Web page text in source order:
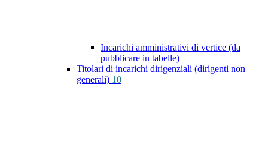
Incarichi amministrativi di vertice (da
pubblicare in tabelle)
Titolari di incarichi dirigenziali (dirigenti non
generali) 10